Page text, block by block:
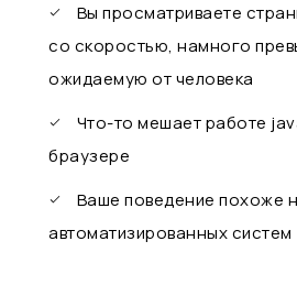
Вы просматриваете
со скоростью, намного
ожидаемую от человека
Что-то мешает работе
браузере
Ваше поведение похоже
автоматизированных систем